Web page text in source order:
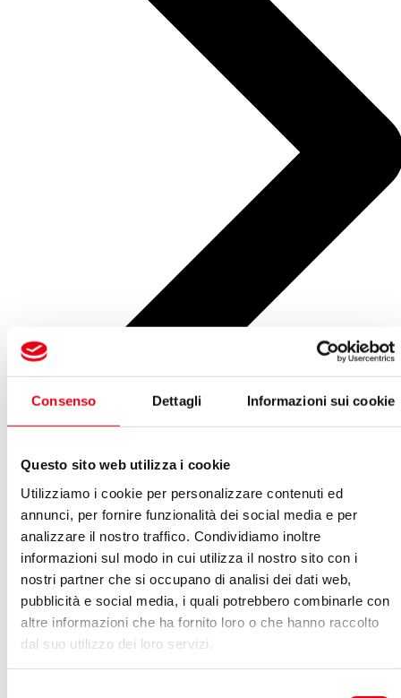
Consenso Dettagli Informazioni sui cookie
Questo sito web utilizza i cookie
Utilizziamo i cookie per personalizzare contenuti ed
annunci, per fornire funzionalità dei social media e per
analizzare il nostro traffico. Condividiamo inoltre
informazioni sul modo in cui utilizza il nostro sito con i
nostri partner che si occupano di analisi dei dati web,
pubblicità e social media, i quali potrebbero combinarle con
altre informazioni che ha fornito loro o che hanno raccolto
dal suo utilizzo dei loro servizi.
Personale